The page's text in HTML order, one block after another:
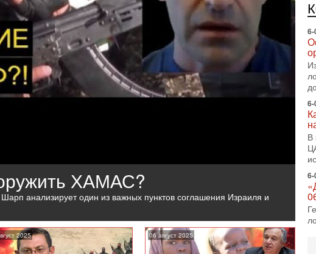
ХАМАС?
анализирует один из важных пунктов соглашения Израиля и
2025 06 август 2025
6-
6-
В
6-